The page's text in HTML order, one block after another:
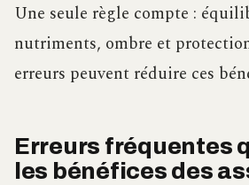
Une seule règle compte :
nutriments, ombre et
erreurs peuvent réduire ces
Erreurs fréquentes
les bénéfices des